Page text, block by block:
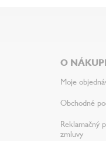
O
Moje
Obchodné
Reklamačný
zmluvy